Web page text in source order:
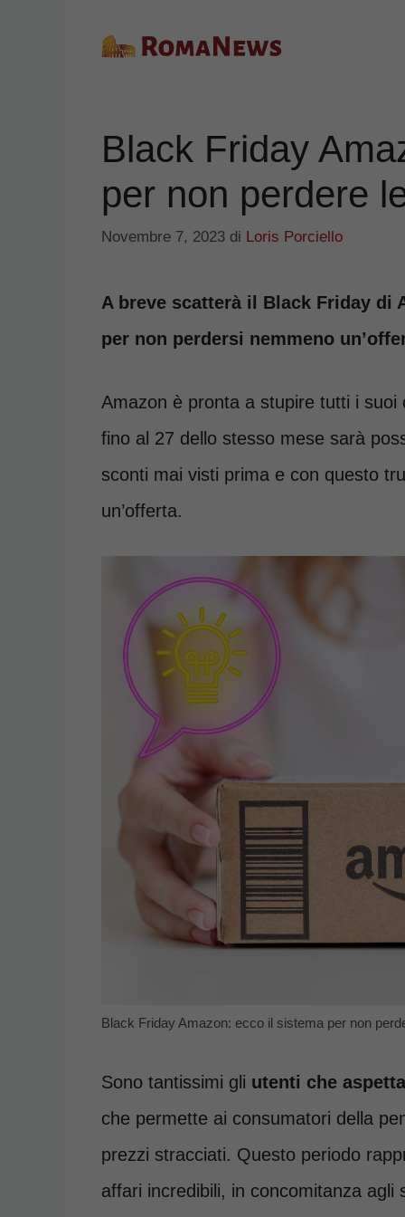
Black Friday
per non perdere
Novembre 7, 2023 di Loris Porciello
A breve scatterà il Black Friday di
per non perdersi nemmeno
Amazon è pronta a stupire tutti i
fino al 27 dello stesso mese sarà
sconti mai visti prima e con questo
un’offerta.
Black Friday Amazon: ecco il sistema per non
Sono tantissimi gli utenti che
che permette ai consumatori della
prezzi stracciati. Questo periodo
affari incredibili, in concomitanza